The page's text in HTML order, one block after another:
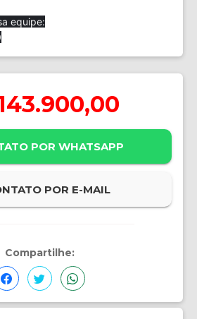
equipe:
POR WHATSAPP
POR E-MAIL
Compartilhe: